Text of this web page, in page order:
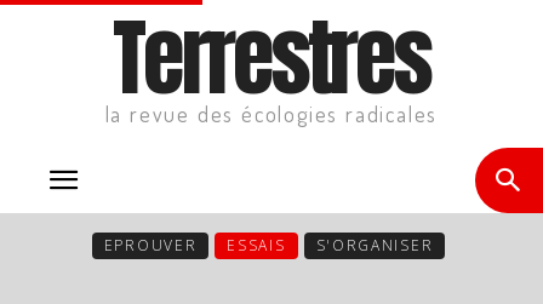
Terrestres
la revue des écologies radicales
EPROUVER ESSAIS S'ORGANISER